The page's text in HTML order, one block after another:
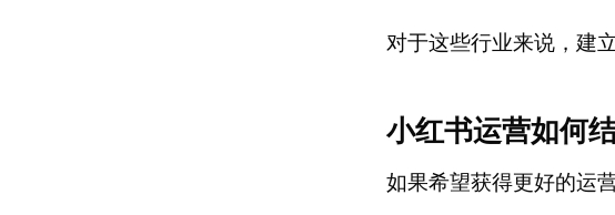
对于这些行业来说，建
小红书运营如何
如果希望获得更好的运